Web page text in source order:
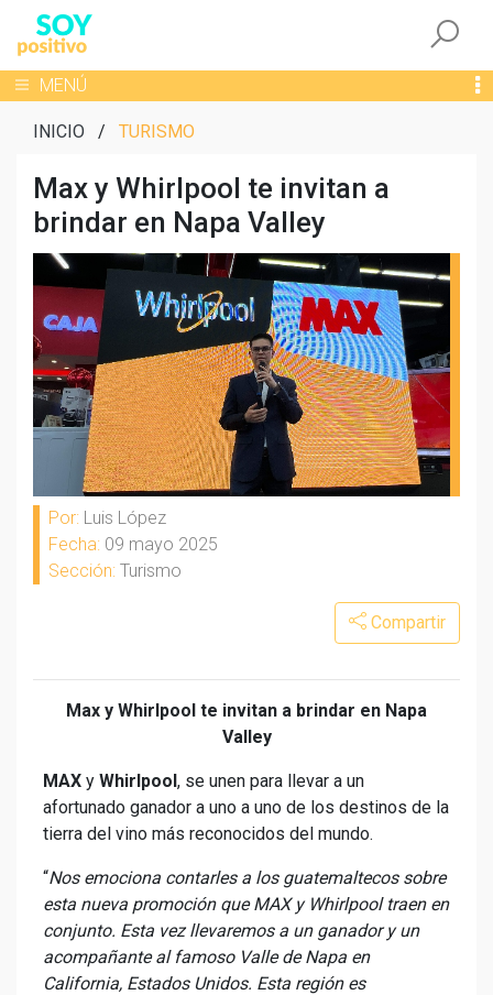
Toggle navigation
MENÚ
INICIO / TURISMO
Max y Whirlpool te invitan a
brindar en Napa Valley
Por: Luis López
Fecha: 09 mayo 2025
Sección: Turismo
Compartir
Max y Whirlpool te invitan a brindar en Napa
Valley
MAX y Whirlpool, se unen para llevar a un
afortunado ganador a uno a uno de los destinos de la
tierra del vino más reconocidos del mundo.
“Nos emociona contarles a los guatemaltecos sobre
esta nueva promoción que MAX y Whirlpool traen en
conjunto. Esta vez llevaremos a un ganador y un
acompañante al famoso Valle de Napa en
California, Estados Unidos. Esta región es